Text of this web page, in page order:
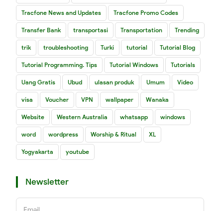
Tracfone News and Updates Tracfone Promo Codes
Transfer Bank transportasi Transportation Trending
trik troubleshooting Turki tutorial Tutorial Blog
Tutorial Programming. Tips Tutorial Windows Tutorials
Uang Gratis Ubud ulasan produk Umum Video
visa Voucher VPN wallpaper Wanaka
Website Western Australia whatsapp windows
word wordpress Worship & Ritual XL
Yogyakarta youtube
Newsletter